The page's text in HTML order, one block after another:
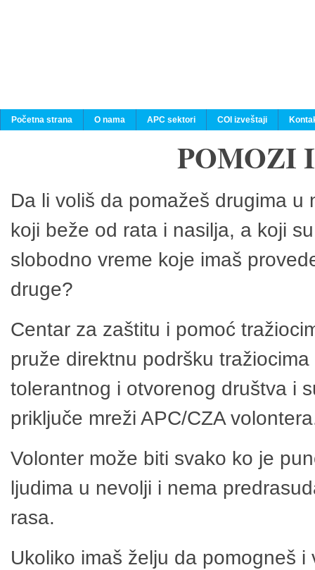
Početna strana O nama APC sektori COI izveštaji
POMOZI
Da li voliš da pomažeš drugima
koji beže od rata i nasilja, a koji
slobodno vreme koje imaš
druge?
Centar za zaštitu i pomoć
pruže direktnu podršku
tolerantnog i otvorenog društva i
priključe mreži APC/CZA
Volonter može biti svako ko je
ljudima u nevolji i nema
rasa.
Ukoliko imaš želju da pomogneš